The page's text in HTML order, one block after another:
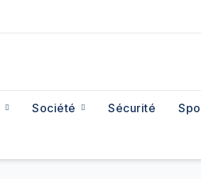
Société Sécurité